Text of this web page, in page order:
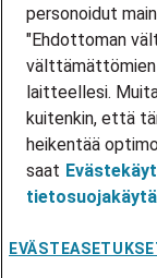
Hakijan
personoidut
"Ehdottoman
laitteellesi.
kuitenkin, että
heikentää
saat